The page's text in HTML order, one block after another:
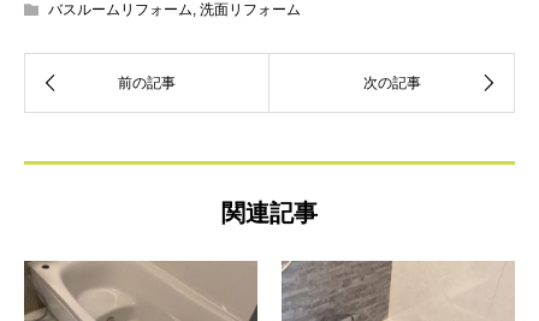
バスルームリフォーム, 洗面リフォーム
関連記事